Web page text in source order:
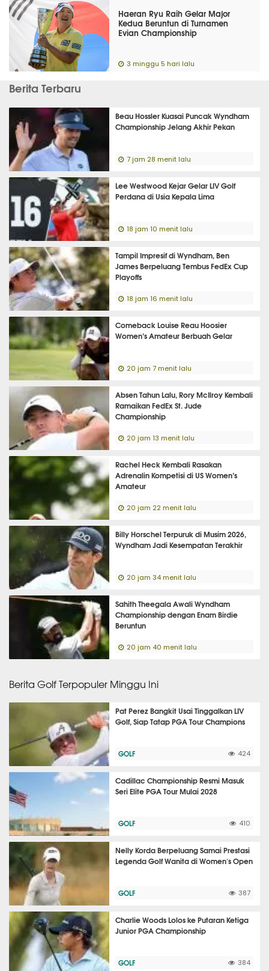
Haeran Ryu Raih Gelar Major
Kedua Beruntun di Turnamen
Evian Championship
3 minggu 5 hari lalu
Berita Terbaru
Beau Hossler Kuasai Puncak Wyndham
Championship Jelang Akhir Pekan
7 jam 28 menit lalu
Lee Westwood Kejar Gelar LIV Golf
Perdana di Usia Kepala Lima
18 jam 10 menit lalu
Tampil Impresif di Wyndham, Ben
James Berpeluang Tembus FedEx Cup
Playoffs
18 jam 16 menit lalu
Comeback Louise Reau Hoosier
Women’s Amateur Berbuah Gelar
20 jam 7 menit lalu
Absen Tahun Lalu, Rory McIlroy Kembali
Ramaikan FedEx St. Jude
Championship
20 jam 13 menit lalu
Rachel Heck Kembali Rasakan
Adrenalin Kompetisi di US Women’s
Amateur
20 jam 22 menit lalu
Billy Horschel Terpuruk di Musim 2026,
Wyndham Jadi Kesempatan Terakhir
20 jam 34 menit lalu
Sahith Theegala Awali Wyndham
Championship dengan Enam Birdie
Beruntun
20 jam 40 menit lalu
Berita Golf Terpopuler Minggu Ini
Pat Perez Bangkit Usai Tinggalkan LIV
Golf, Siap Tatap PGA Tour Champions
GOLF 424
Cadillac Championship Resmi Masuk
Seri Elite PGA Tour Mulai 2028
GOLF 410
Nelly Korda Berpeluang Samai Prestasi
Legenda Golf Wanita di Women's Open
GOLF 387
Charlie Woods Lolos ke Putaran Ketiga
Junior PGA Championship
GOLF 384